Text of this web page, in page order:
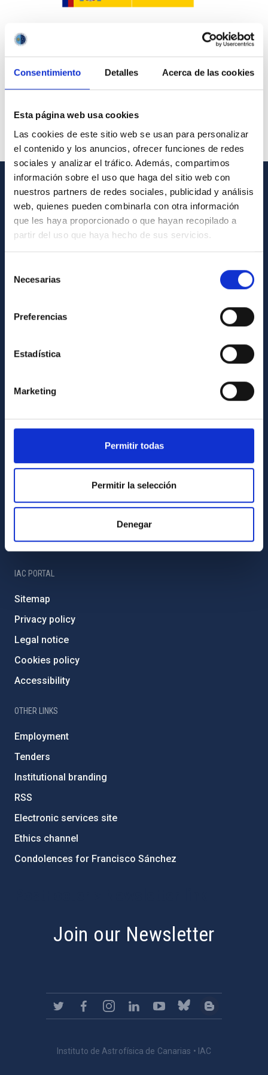
Consentimiento Detalles Acerca de las cookies
Esta página web usa cookies
Las cookies de este sitio web se usan para personalizar
el contenido y los anuncios, ofrecer funciones de redes
sociales y analizar el tráfico. Además, compartimos
información sobre el uso que haga del sitio web con
nuestros partners de redes sociales, publicidad y análisis
web, quienes pueden combinarla con otra información
que les haya proporcionado o que hayan recopilado a
partir del uso que haya hecho de sus servicios.
Necesarias
Preferencias
Estadística
Marketing
Permitir todas
Permitir la selección
Denegar
GENERAL INFORMATION
Contact
How to get to the IAC
Library
Legislation
Code of ethics and anti-fraud policy
Gender equality and diversity
Environment and Sustainability
Forever IAC
External funding
Severo Ochoa Programme
IAC Friends
IAC PORTAL
Sitemap
Privacy policy
Legal notice
Cookies policy
Accessibility
OTHER LINKS
Employment
Tenders
Institutional branding
RSS
Electronic services site
Ethics channel
Condolences for Francisco Sánchez
Join our Newsletter
Instituto de Astrofísica de Canarias • IAC